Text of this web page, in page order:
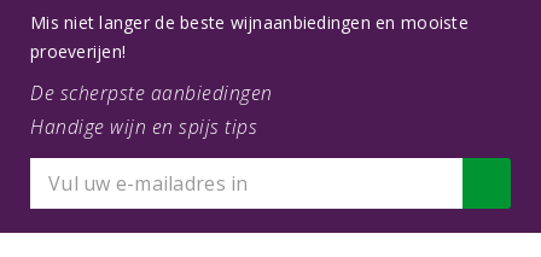
Mis niet langer de beste wijnaanbiedingen en mooiste
proeverijen!
De scherpste aanbiedingen
Handige wijn en spijs tips